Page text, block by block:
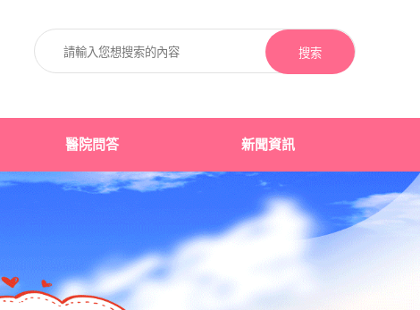
搜索
醫院問答 新聞資訊